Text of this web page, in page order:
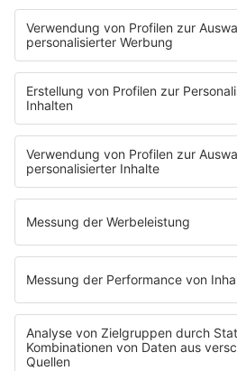
HOME
INFOS
Kontakt
Jobs & Praktika
Pressekontakt
Presse & Downloads
Wetter
Übersicht
bigFM App
radio.de
radioplayer.de
Partner